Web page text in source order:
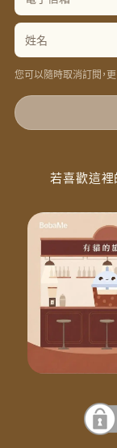
您可以隨時取消訂閱，
若喜歡這裡